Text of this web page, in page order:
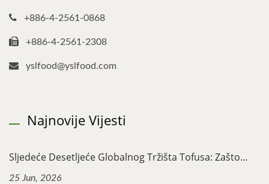
+886-4-2561-0868
+886-4-2561-2308
yslfood@yslfood.com
Najnovije Vijesti
Sljedeće Desetljeće Globalnog Tržišta Tofusa: Zašto...
25 Jun, 2026